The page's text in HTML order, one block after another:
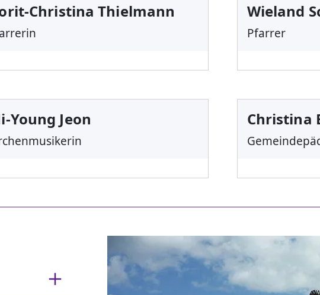
Christina Thielmann Wieland
Pfarrer
Young Jeon Christina